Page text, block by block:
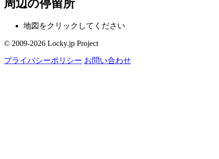
周辺の停留所
地図をクリックしてください
© 2009-2026 Locky.jp Project
プライバシーポリシー お問い合わせ